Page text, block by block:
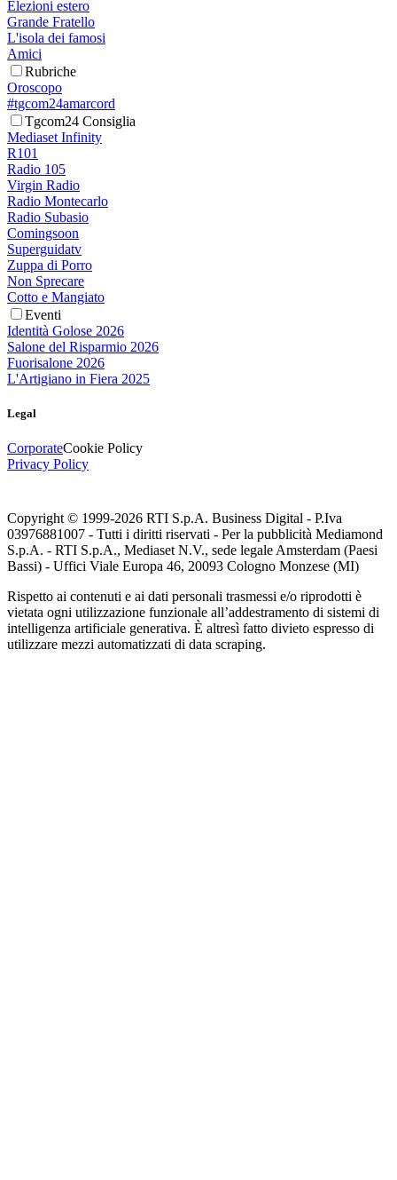
Elezioni estero
Grande Fratello
L'isola dei famosi
Amici
Rubriche
Oroscopo
#tgcom24amarcord
Tgcom24 Consiglia
Mediaset Infinity
R101
Radio 105
Virgin Radio
Radio Montecarlo
Radio Subasio
Comingsoon
Superguidatv
Zuppa di Porro
Non Sprecare
Cotto e Mangiato
Eventi
Identità Golose 2026
Salone del Risparmio 2026
Fuorisalone 2026
L'Artigiano in Fiera 2025
Legal
CorporateCookie Policy
Privacy Policy
Copyright © 1999-2026 RTI S.p.A. Business Digital - P.Iva
03976881007 - Tutti i diritti riservati - Per la pubblicità Mediamond
S.p.A. - RTI S.p.A., Mediaset N.V., sede legale Amsterdam (Paesi
Bassi) - Uffici Viale Europa 46, 20093 Cologno Monzese (MI)
Rispetto ai contenuti e ai dati personali trasmessi e/o riprodotti è
vietata ogni utilizzazione funzionale all’addestramento di sistemi di
intelligenza artificiale generativa. È altresì fatto divieto espresso di
utilizzare mezzi automatizzati di data scraping.